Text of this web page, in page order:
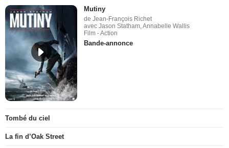
Mutiny
de Jean-François Richet
avec Jason Statham, Annabelle Wallis
Film - Action
Bande-annonce
Tombé du ciel
La fin d’Oak Street